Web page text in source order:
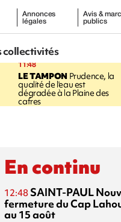
Annonces
légales
Avis &
publics
collectivités
11:48
LE TAMPONPrudence, la
qualité de l'eau est
dégradée à la Plaine des
cafres
En continu
12:48 SAINT-PAUL
fermeture du Cap
au 15 août